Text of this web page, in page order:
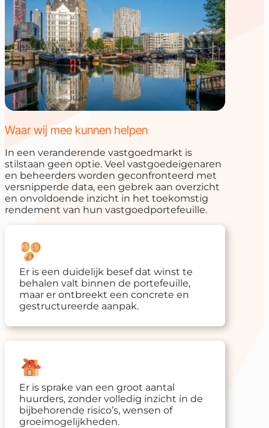
Waar wij mee kunnen helpen
In een veranderende vastgoedmarkt is
stilstaan geen optie. Veel vastgoedeigenaren
en beheerders worden geconfronteerd met
versnipperde data, een gebrek aan overzicht
en onvoldoende inzicht in het toekomstig
rendement van hun vastgoedportefeuille.
Er is een duidelijk besef dat winst te
behalen valt binnen de portefeuille,
maar er ontbreekt een concrete en
gestructureerde aanpak.
Er is sprake van een groot aantal
huurders, zonder volledig inzicht in de
bijbehorende risico’s, wensen of
groeimogelijkheden.